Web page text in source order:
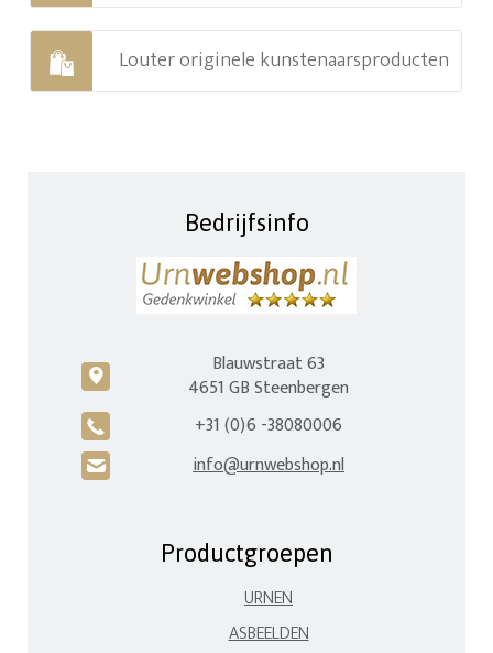
Louter originele kunstenaarsproducten
Bedrijfsinfo
c
Blauwstraat 63
4651 GB Steenbergen
A +31 (0)6 -38080006
H info@urnwebshop.nl
Productgroepen
URNEN
ASBEELDEN